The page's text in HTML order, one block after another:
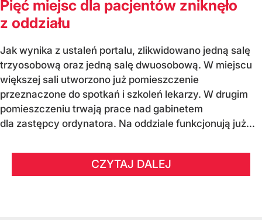
Pięć miejsc dla pacjentów zniknęło
z oddziału
Jak wynika z ustaleń portalu, zlikwidowano jedną salę
trzyosobową oraz jedną salę dwuosobową. W miejscu
większej sali utworzono już pomieszczenie
przeznaczone do spotkań i szkoleń lekarzy. W drugim
pomieszczeniu trwają prace nad gabinetem
dla zastępcy ordynatora. Na oddziale funkcjonują już...
CZYTAJ DALEJ